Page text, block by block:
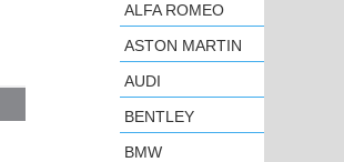
ALFA ROMEO
ASTON MARTIN
AUDI
BENTLEY
BMW